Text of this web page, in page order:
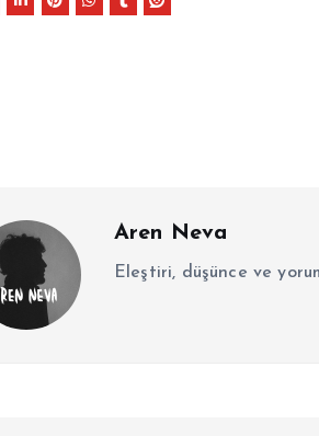
Aren Neva
Eleştiri, düşünce ve